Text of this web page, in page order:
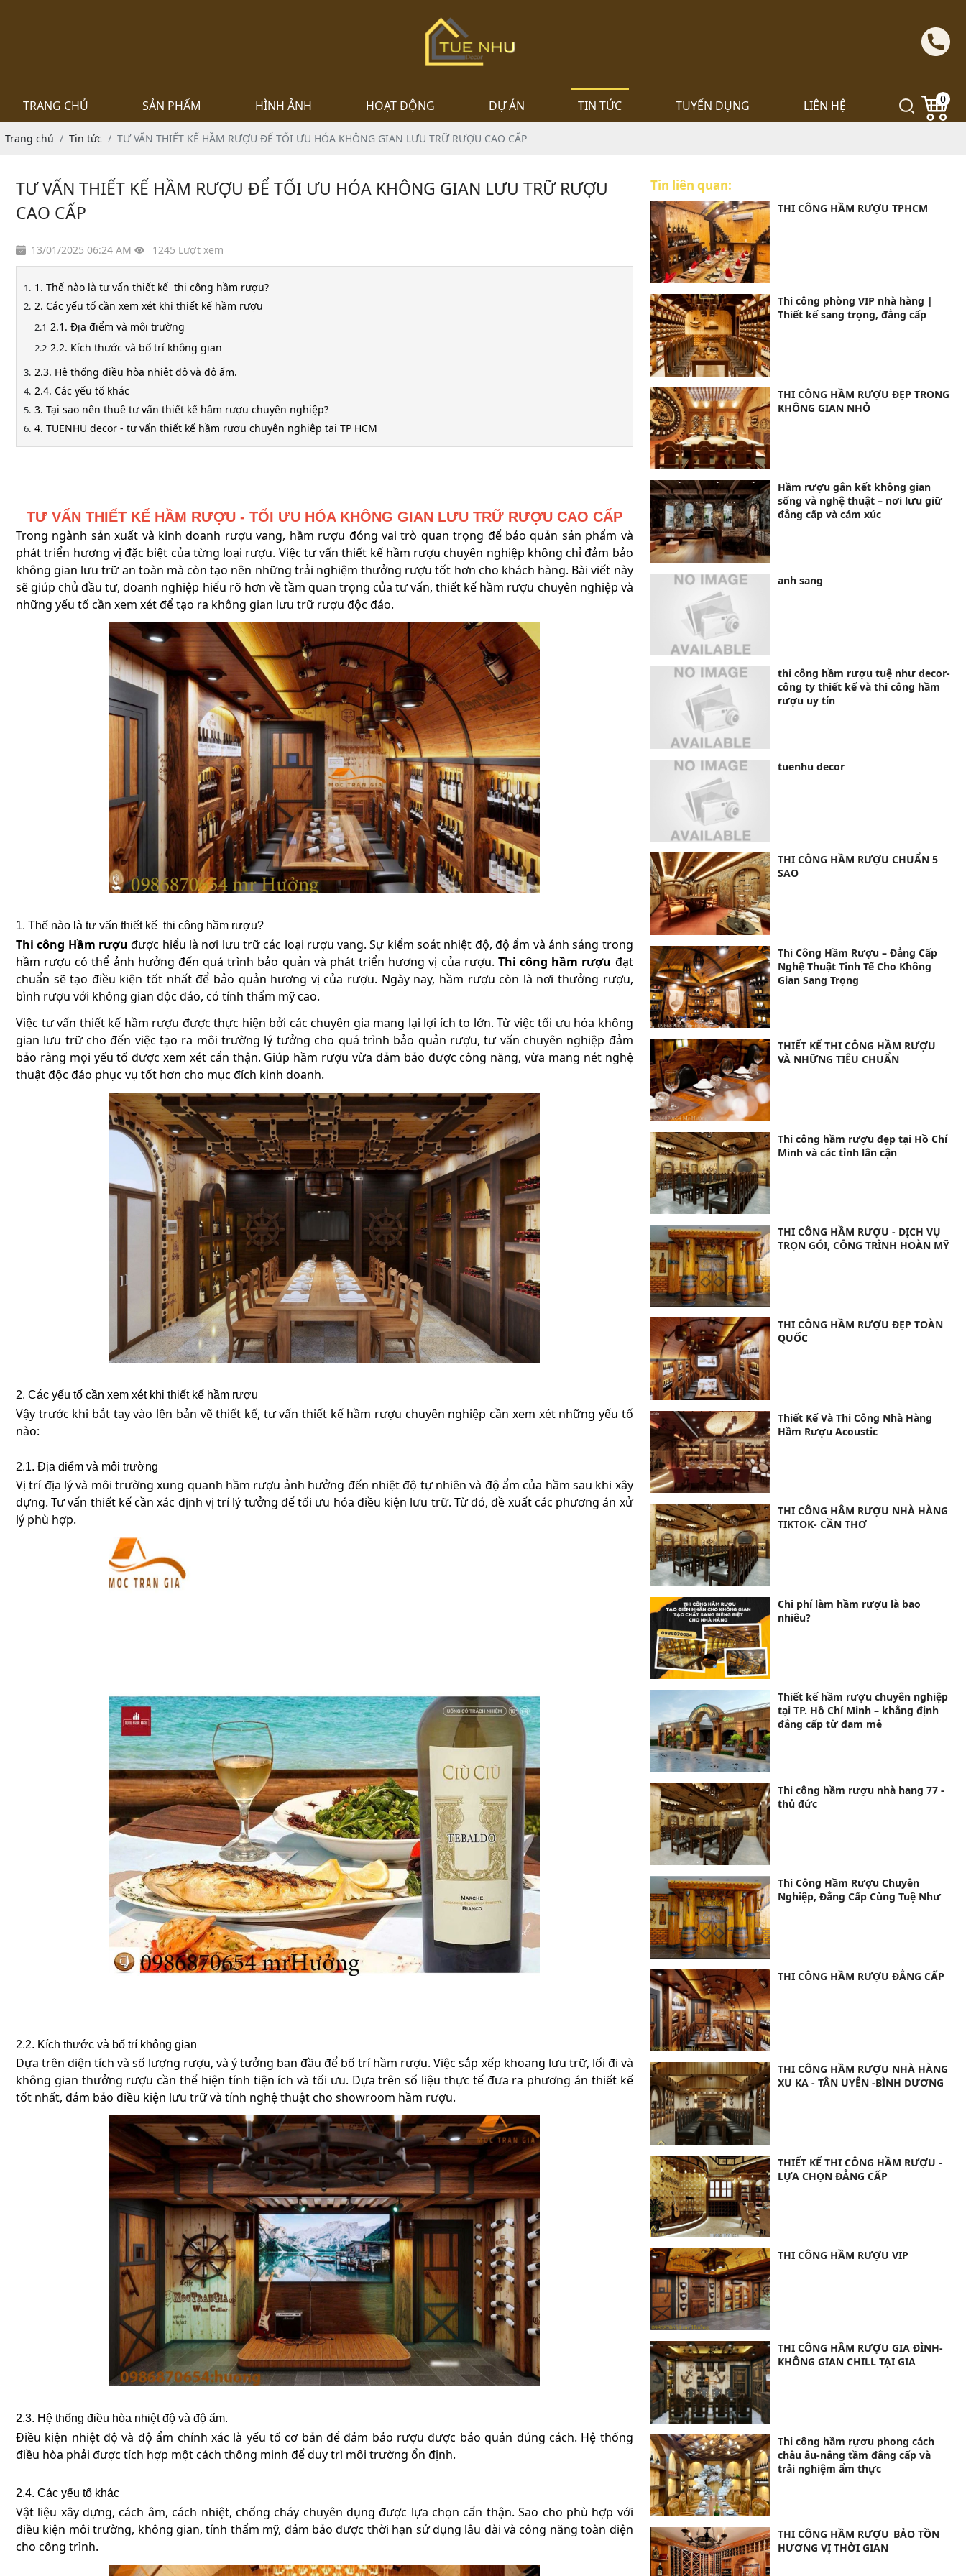
TRANG CHỦ SẢN PHẨM HÌNH ẢNH HOẠT ĐỘNG DỰ ÁN TIN TỨC TUYỂN DỤNG LIÊN HỆ 0
Trang chủ Tin tức TƯ VẤN THIẾT KẾ HẦM RƯỢU ĐỂ TỐI ƯU HÓA KHÔNG GIAN LƯU TRỮ RƯỢU CAO CẤP
TƯ VẤN THIẾT KẾ HẦM RƯỢU ĐỂ TỐI ƯU HÓA KHÔNG GIAN LƯU TRỮ RƯỢU
CAO CẤP
13/01/2025 06:24 AM 1245 Lượt xem
1. Thế nào là tư vấn thiết kế thi công hầm rượu?
2. Các yếu tố cần xem xét khi thiết kế hầm rượu
2.1. Địa điểm và môi trường
2.2. Kích thước và bố trí không gian
2.3. Hệ thống điều hòa nhiệt độ và độ ẩm.
2.4. Các yếu tố khác
3. Tại sao nên thuê tư vấn thiết kế hầm rượu chuyên nghiệp?
4. TUENHU decor - tư vấn thiết kế hầm rượu chuyên nghiệp tại TP HCM
TƯ VẤN THIẾT KẾ HẦM RƯỢU - TỐI ƯU HÓA KHÔNG GIAN LƯU TRỮ RƯỢU CAO CẤP
Trong ngành sản xuất và kinh doanh rượu vang, hầm rượu đóng vai trò quan trọng để bảo quản sản phẩm và
phát triển hương vị đặc biệt của từng loại rượu. Việc tư vấn thiết kế hầm rượu chuyên nghiệp không chỉ đảm bảo
không gian lưu trữ an toàn mà còn tạo nên những trải nghiệm thưởng rượu tốt hơn cho khách hàng. Bài viết này
sẽ giúp chủ đầu tư, doanh nghiệp hiểu rõ hơn về tầm quan trọng của tư vấn, thiết kế hầm rượu chuyên nghiệp và
những yếu tố cần xem xét để tạo ra không gian lưu trữ rượu độc đáo.
1. Thế nào là tư vấn thiết kế thi công hầm rượu?
Thi công Hầm rượuđược hiểu là nơi lưu trữ các loại rượu vang. Sự kiểm soát nhiệt độ, độ ẩm và ánh sáng trong
hầm rượu có thể ảnh hưởng đến quá trình bảo quản và phát triển hương vị của rượu. Thi công hầm rượu đạt
chuẩn sẽ tạo điều kiện tốt nhất để bảo quản hương vị của rượu. Ngày nay, hầm rượu còn là nơi thưởng rượu,
bình rượu với không gian độc đáo, có tính thẩm mỹ cao.
Việc tư vấn thiết kế hầm rượu được thực hiện bởi các chuyên gia mang lại lợi ích to lớn. Từ việc tối ưu hóa không
gian lưu trữ cho đến việc tạo ra môi trường lý tưởng cho quá trình bảo quản rượu, tư vấn chuyên nghiệp đảm
bảo rằng mọi yếu tố được xem xét cẩn thận. Giúp hầm rượu vừa đảm bảo được công năng, vừa mang nét nghệ
thuật độc đáo phục vụ tốt hơn cho mục đích kinh doanh.
2. Các yếu tố cần xem xét khi thiết kế hầm rượu
Vậy trước khi bắt tay vào lên bản vẽ thiết kế, tư vấn thiết kế hầm rượu chuyên nghiệp cần xem xét những yếu tố
nào:
2.1. Địa điểm và môi trường
Vị trí địa lý và môi trường xung quanh hầm rượu ảnh hưởng đến nhiệt độ tự nhiên và độ ẩm của hầm sau khi xây
dựng. Tư vấn thiết kế cần xác định vị trí lý tưởng để tối ưu hóa điều kiện lưu trữ. Từ đó, đề xuất các phương án xử
lý phù hợp.
2.2. Kích thước và bố trí không gian
Dựa trên diện tích và số lượng rượu, và ý tưởng ban đầu để bố trí hầm rượu. Việc sắp xếp khoang lưu trữ, lối đi và
không gian thưởng rượu cần thể hiện tính tiện ích và tối ưu. Dựa trên số liệu thực tế đưa ra phương án thiết kế
tốt nhất, đảm bảo điều kiện lưu trữ và tính nghệ thuật cho showroom hầm rượu.
2.3. Hệ thống điều hòa nhiệt độ và độ ẩm.
Điều kiện nhiệt độ và độ ẩm chính xác là yếu tố cơ bản để đảm bảo rượu được bảo quản đúng cách. Hệ thống
điều hòa phải được tích hợp một cách thông minh để duy trì môi trường ổn định.
2.4. Các yếu tố khác
Vật liệu xây dựng, cách âm, cách nhiệt, chống cháy chuyên dụng được lựa chọn cẩn thận. Sao cho phù hợp với
điều kiện môi trường, không gian, tính thẩm mỹ, đảm bảo được thời hạn sử dụng lâu dài và công năng toàn diện
cho công trình.
Tin liên quan:
THI CÔNG HẦM RƯỢU TPHCM
Thi công phòng VIP nhà hàng |
Thiết kế sang trọng, đẳng cấp
THI CÔNG HẦM RƯỢU ĐẸP TRONG
KHÔNG GIAN NHỎ
Hầm rượu gắn kết không gian
sống và nghệ thuật – nơi lưu giữ
đẳng cấp và cảm xúc
anh sang
thi công hầm rượu tuệ như decor-
công ty thiết kế và thi công hầm
rượu uy tín
tuenhu decor
THI CÔNG HẦM RƯỢU CHUẨN 5
SAO
Thi Công Hầm Rượu – Đẳng Cấp
Nghệ Thuật Tinh Tế Cho Không
Gian Sang Trọng
THIẾT KẾ THI CÔNG HẦM RƯỢU
VÀ NHỮNG TIÊU CHUẨN
Thi công hầm rượu đẹp tại Hồ Chí
Minh và các tỉnh lân cận
THI CÔNG HẦM RƯỢU - DỊCH VỤ
TRỌN GÓI, CÔNG TRÌNH HOÀN MỸ
THI CÔNG HẦM RƯỢU ĐẸP TOÀN
QUỐC
Thiết Kế Và Thi Công Nhà Hàng
Hầm Rượu Acoustic
THI CÔNG HÂM RƯỢU NHÀ HÀNG
TIKTOK- CẦN THƠ
Chi phí làm hầm rượu là bao
nhiêu?
Thiết kế hầm rượu chuyên nghiệp
tại TP. Hồ Chí Minh – khẳng định
đẳng cấp từ đam mê
Thi công hầm rượu nhà hang 77 -
thủ đức
Thi Công Hầm Rượu Chuyên
Nghiệp, Đẳng Cấp Cùng Tuệ Như
THI CÔNG HẦM RƯỢU ĐẲNG CẤP
THI CÔNG HẦM RƯỢU NHÀ HÀNG
XU KA - TÂN UYÊN -BÌNH DƯƠNG
THIẾT KẾ THI CÔNG HẦM RƯỢU -
LỰA CHỌN ĐẲNG CẤP
THI CÔNG HẦM RƯỢU VIP
THI CÔNG HẦM RƯỢU GIA ĐÌNH-
KHÔNG GIAN CHILL TẠI GIA
Thi công hầm rựơu phong cách
châu âu-nâng tầm đẳng cấp và
trải nghiệm ẩm thực
THI CÔNG HẦM RƯỢU_BẢO TỒN
HƯƠNG VỊ THỜI GIAN